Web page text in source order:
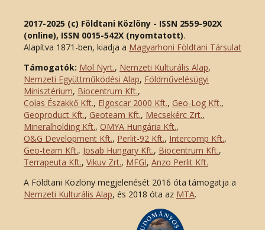
2017-2025 (c) Földtani Közlöny - ISSN 2559-902X
(online), ISSN 0015-542X (nyomtatott).
Alapítva 1871-ben, kiadja a Magyarhoni Földtani Társulat
Támogatók: Mol Nyrt., Nemzeti Kulturális Alap,
Nemzeti Együttműködési Alap, Földművelésügyi
Minisztérium, Biocentrum Kft.,
Colas Északkő Kft., Elgoscar 2000 Kft., Geo-Log Kft.,
Geoproduct Kft., Geoteam Kft., Mecsekérc Zrt.,
Mineralholding Kft., OMYA Hungária Kft.,
O&G Development Kft., Perlit-92 Kft., Intercomp Kft.,
Geo-team Kft., Josab Hungary Kft., Biocentrum Kft.,
Terrapeuta Kft., Vikuv Zrt., MFGI, Anzo Perlit Kft.
A Földtani Közlöny megjelenését 2016 óta támogatja a
Nemzeti Kulturális Alap, és 2018 óta az MTA.